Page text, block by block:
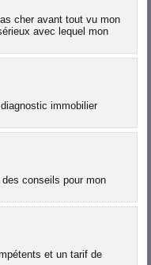
cher avant tout vu mon
avec lequel mon
immobilier
conseils pour mon
et un tarif de